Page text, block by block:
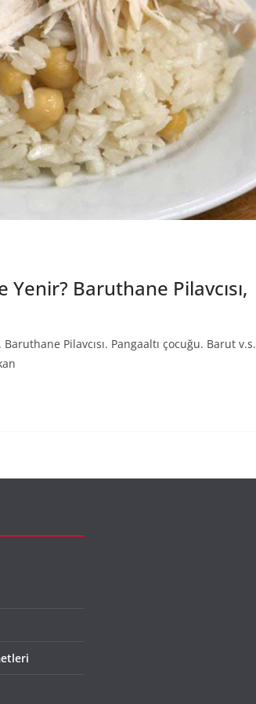
Baruthane Pilavcısı,
Baruthane Pilavcısı. Pangaaltı çocuğu. Barut v.s.